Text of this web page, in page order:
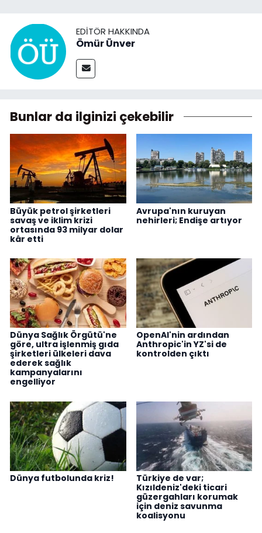
EDITÖR HAKKINDA
Ömür Ünver
Bunlar da ilginizi çekebilir
Büyük petrol şirketleri
savaş ve iklim krizi
ortasında 93 milyar dolar
kâr etti
Avrupa'nın kuruyan
nehirleri; Endişe artıyor
Dünya Sağlık Örgütü'ne
göre, ultra işlenmiş gıda
şirketleri ülkeleri dava
ederek sağlık
kampanyalarını
engelliyor
OpenAI'nin ardından
Anthropic'in YZ'si de
kontrolden çıktı
Dünya futbolunda kriz!
Türkiye de var;
Kızıldeniz'deki ticari
güzergahları korumak
için deniz savunma
koalisyonu